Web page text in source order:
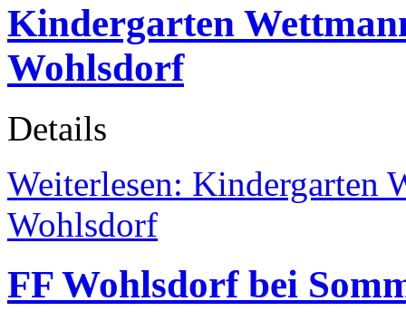
Kindergarten
Wohlsdorf
Details
Weiterlesen: Kindergarten
Wohlsdorf
FF Wohlsdorf bei